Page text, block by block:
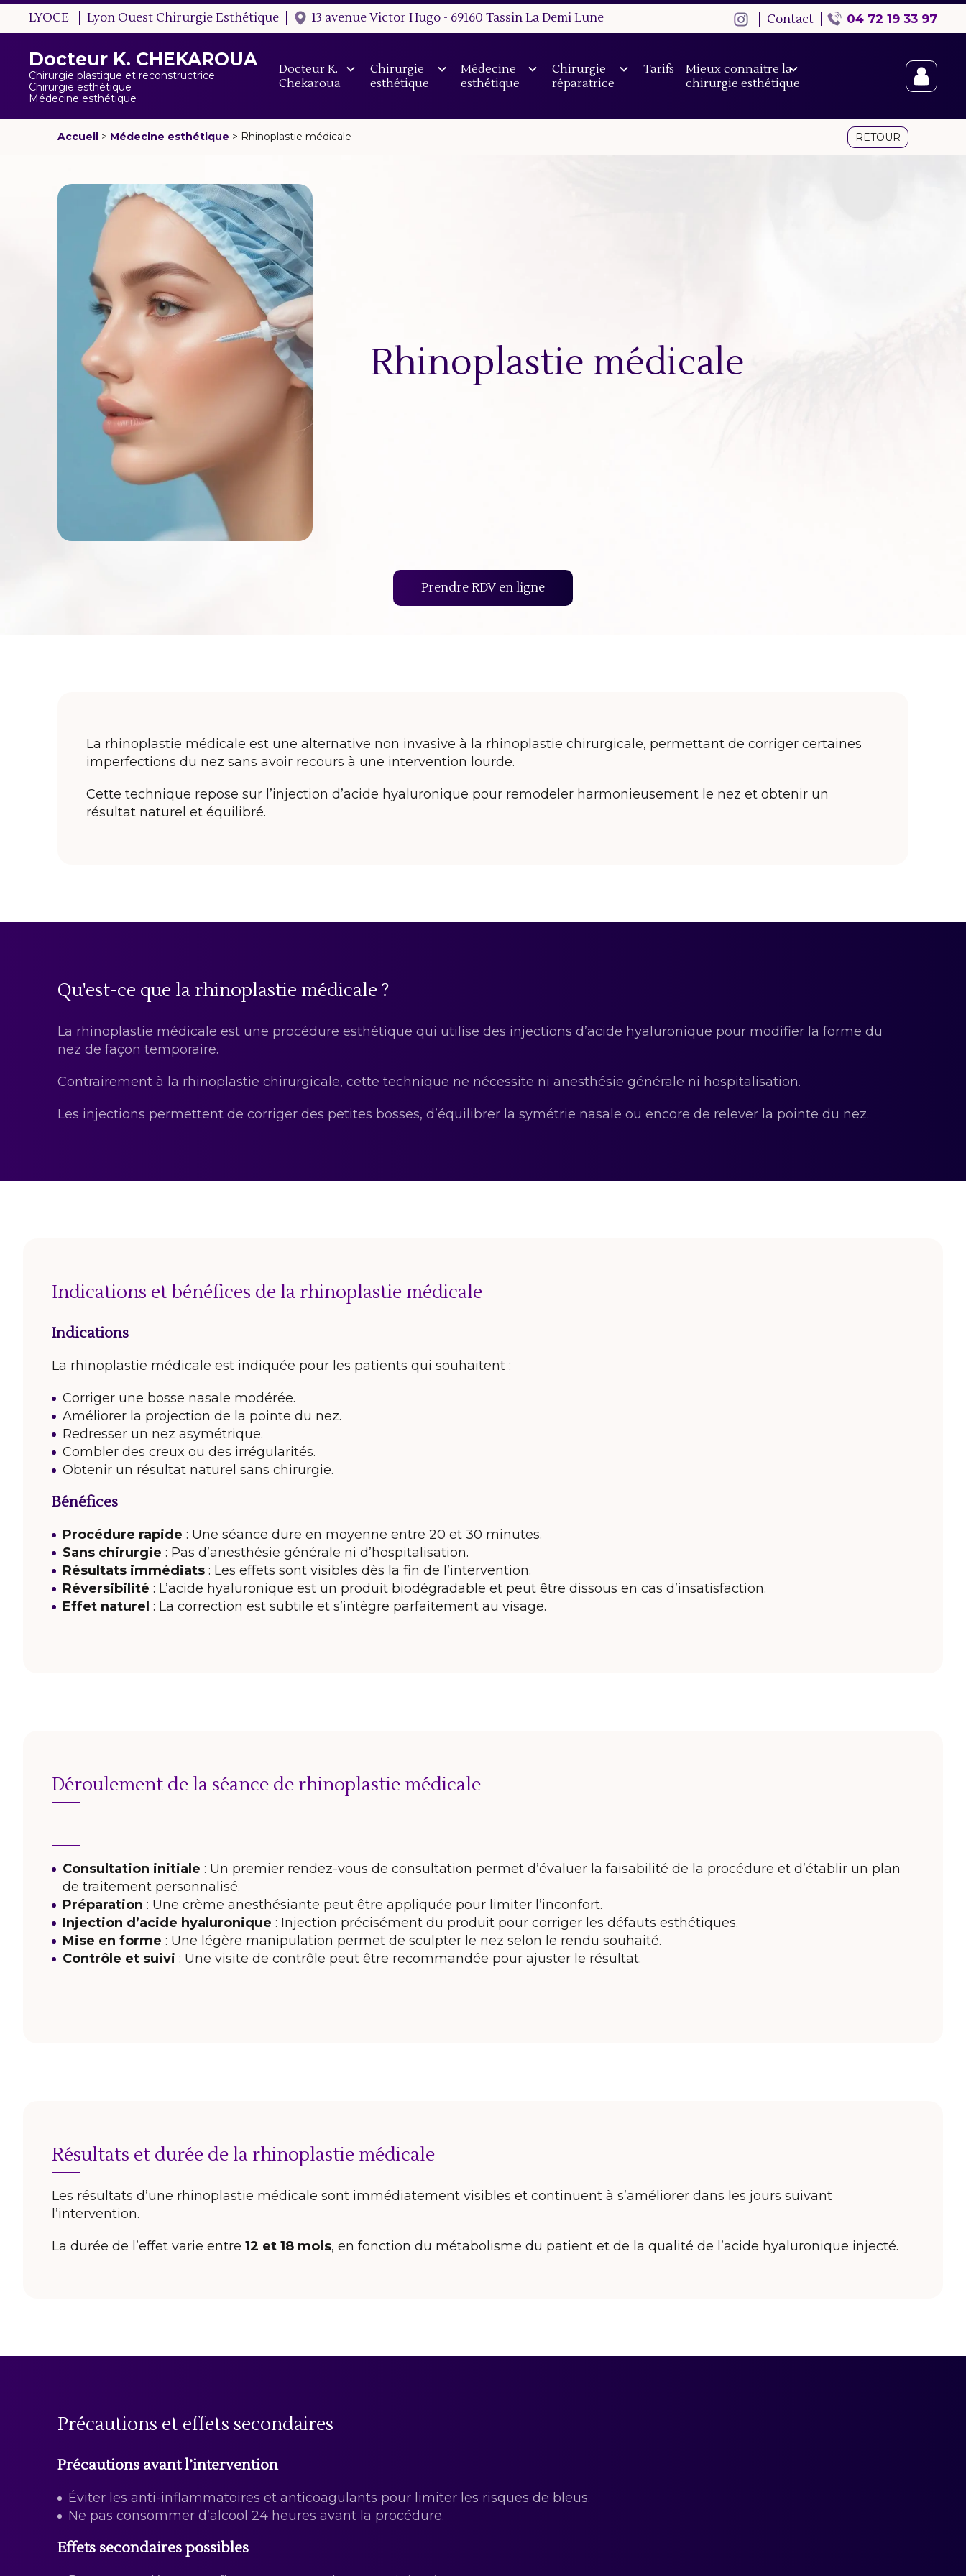
LYOCE Lyon Ouest Chirurgie Esthétique 13 avenue Victor Hugo - 69160 Tassin La Demi Lune Contact 04 72 19 33 97
Docteur K. CHEKAROUA
Chirurgie plastique et reconstructrice
Chirurgie esthétique
Médecine esthétique
Docteur K.
Chekaroua
Chirurgie
esthétique
Médecine
esthétique
Chirurgie
réparatrice
Tarifs
Mieux connaitre la
chirurgie esthétique
Accueil > Médecine esthétique > Rhinoplastie médicale RETOUR
Rhinoplastie médicale
Prendre RDV en ligne
La rhinoplastie médicale est une alternative non invasive à la rhinoplastie chirurgicale, permettant de corriger certaines
imperfections du nez sans avoir recours à une intervention lourde.
Cette technique repose sur l’injection d’acide hyaluronique pour remodeler harmonieusement le nez et obtenir un
résultat naturel et équilibré.
Qu'est-ce que la rhinoplastie médicale ?
La rhinoplastie médicale est une procédure esthétique qui utilise des injections d’acide hyaluronique pour modifier la forme du
nez de façon temporaire.
Contrairement à la rhinoplastie chirurgicale, cette technique ne nécessite ni anesthésie générale ni hospitalisation.
Les injections permettent de corriger des petites bosses, d’équilibrer la symétrie nasale ou encore de relever la pointe du nez.
Indications et bénéfices de la rhinoplastie médicale
Indications
La rhinoplastie médicale est indiquée pour les patients qui souhaitent :
Corriger une bosse nasale modérée.
Améliorer la projection de la pointe du nez.
Redresser un nez asymétrique.
Combler des creux ou des irrégularités.
Obtenir un résultat naturel sans chirurgie.
Bénéfices
Procédure rapide : Une séance dure en moyenne entre 20 et 30 minutes.
Sans chirurgie : Pas d’anesthésie générale ni d’hospitalisation.
Résultats immédiats : Les effets sont visibles dès la fin de l’intervention.
Réversibilité : L’acide hyaluronique est un produit biodégradable et peut être dissous en cas d’insatisfaction.
Effet naturel : La correction est subtile et s’intègre parfaitement au visage.
Déroulement de la séance de rhinoplastie médicale
Consultation initiale : Un premier rendez-vous de consultation permet d’évaluer la faisabilité de la procédure et d’établir un plan
de traitement personnalisé.
Préparation : Une crème anesthésiante peut être appliquée pour limiter l’inconfort.
Injection d’acide hyaluronique : Injection précisément du produit pour corriger les défauts esthétiques.
Mise en forme : Une légère manipulation permet de sculpter le nez selon le rendu souhaité.
Contrôle et suivi : Une visite de contrôle peut être recommandée pour ajuster le résultat.
Résultats et durée de la rhinoplastie médicale
Les résultats d’une rhinoplastie médicale sont immédiatement visibles et continuent à s’améliorer dans les jours suivant
l’intervention.
La durée de l’effet varie entre 12 et 18 mois, en fonction du métabolisme du patient et de la qualité de l’acide hyaluronique injecté.
Précautions et effets secondaires
Précautions avant l’intervention
Éviter les anti-inflammatoires et anticoagulants pour limiter les risques de bleus.
Ne pas consommer d’alcool 24 heures avant la procédure.
Effets secondaires possibles